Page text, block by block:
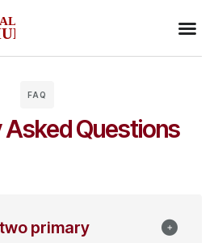
FAQ
Asked Questions
primary